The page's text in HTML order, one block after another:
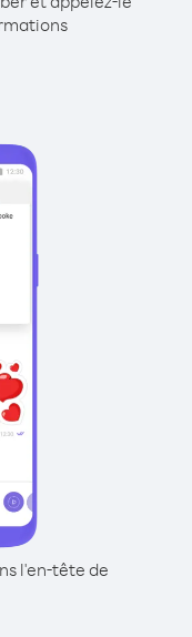
l'en-tête de